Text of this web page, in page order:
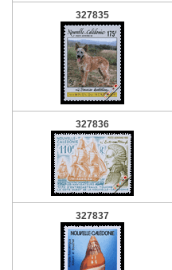
327835
327836
327837